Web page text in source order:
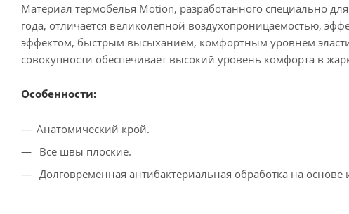
Материал термобелья Motion, разработанного специально
года, отличается великолепной воздухопроницаемостью,
эффектом, быстрым высыханием, комфортным уровнем
совокупности обеспечивает высокий уровень комфорта в
Особенности:
Анатомический крой.
Все швы плоские.
Долговременная антибактериальная обработка на основе